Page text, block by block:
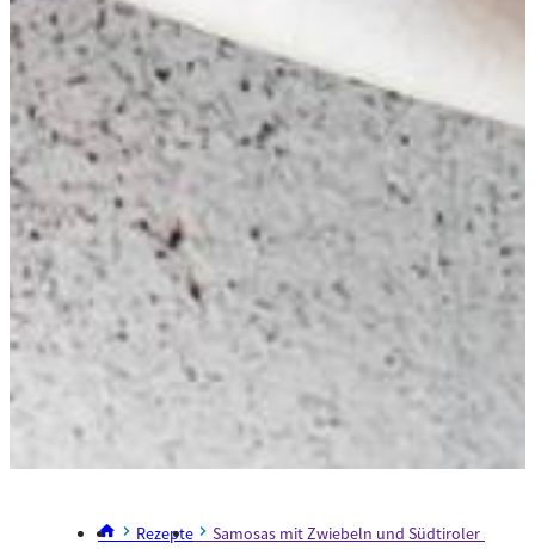
Rezepte Samosas mit Zwiebeln und Südtiroler Speck